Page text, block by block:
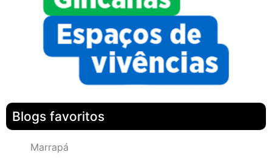
Blogs favoritos
Marrapá